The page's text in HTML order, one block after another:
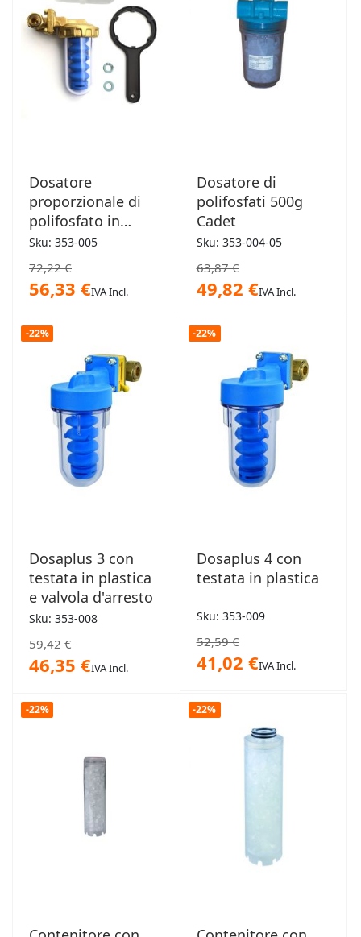
Dosatore
proporzionale di
polifosfato in
polvere (salva
caldaie) 1/2 80g
Sku: 353-005
72,22 €
56,33 €IVA Incl.
Dosatore di
polifosfati 500g
Cadet
Sku: 353-004-05
63,87 €
49,82 €IVA Incl.
-22%
Dosaplus 3 con
testata in plastica
e valvola d'arresto
Sku: 353-008
59,42 €
46,35 €IVA Incl.
-22%
Dosaplus 4 con
testata in plastica
Sku: 353-009
52,59 €
41,02 €IVA Incl.
-22% -22%